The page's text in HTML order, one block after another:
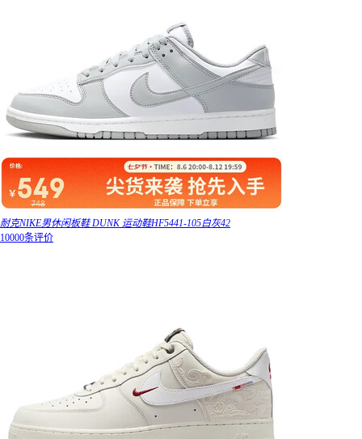
耐克NIKE男休闲板鞋 DUNK 运动鞋HF5441-105白灰42
10000条评价